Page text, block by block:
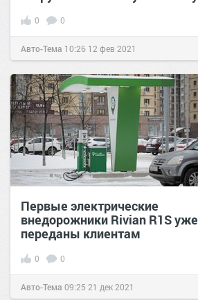
0 0
Авто-Тема 10:26 12 фев 2021
Первые электрические
внедорожники Rivian R1S уже
переданы клиентам
0 0
Авто-Тема 09:25 21 дек 2021